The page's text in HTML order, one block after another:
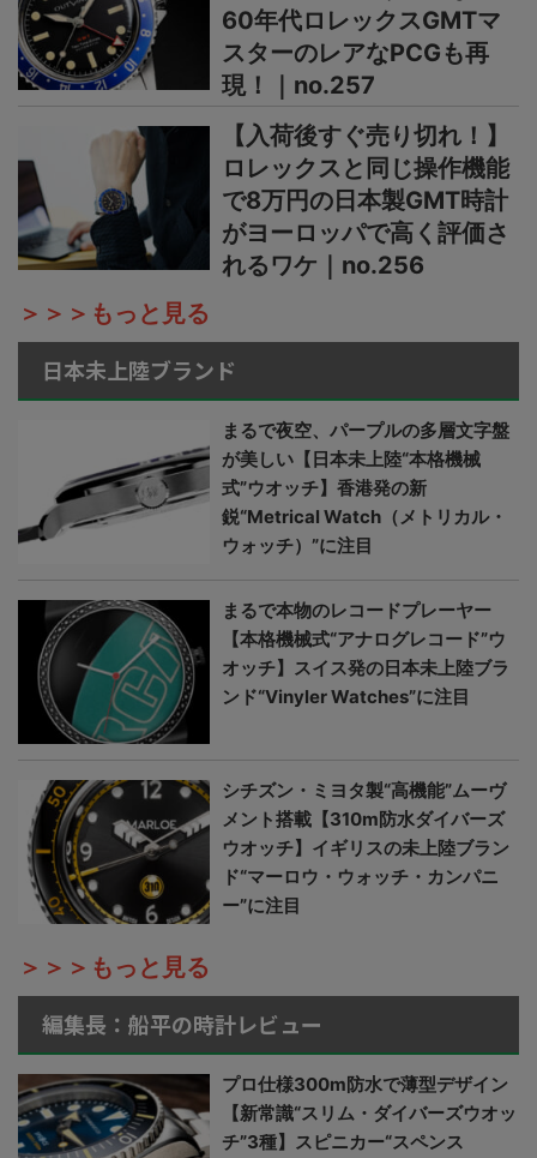
60年代ロレックスGMTマ
スターのレアなPCGも再
現！｜no.257
【入荷後すぐ売り切れ！】
ロレックスと同じ操作機能
で8万円の日本製GMT時計
がヨーロッパで高く評価さ
れるワケ｜no.256
＞＞＞もっと見る
日本未上陸ブランド
まるで夜空、パープルの多層文字盤
が美しい【日本未上陸“本格機械
式”ウオッチ】香港発の新
鋭“Metrical Watch（メトリカル・
ウォッチ）”に注目
まるで本物のレコードプレーヤー
【本格機械式“アナログレコード”ウ
オッチ】スイス発の日本未上陸ブラ
ンド“Vinyler Watches”に注目
シチズン・ミヨタ製“高機能”ムーヴ
メント搭載【310m防水ダイバーズ
ウオッチ】イギリスの未上陸ブラン
ド“マーロウ・ウォッチ・カンパニ
ー”に注目
＞＞＞もっと見る
編集長：船平の時計レビュー
プロ仕様300m防水で薄型デザイン
【新常識“スリム・ダイバーズウオッ
チ”3種】スピニカー“スペンス